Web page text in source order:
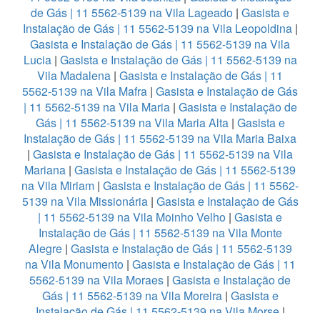
de Gás | 11 5562-5139 na Vila Lageado | Gasista e
Instalação de Gás | 11 5562-5139 na Vila Leopoldina|
Gasista e Instalação de Gás | 11 5562-5139 na Vila
Lucia| Gasista e Instalação de Gás | 11 5562-5139 na
Vila Madalena | Gasista e Instalação de Gás | 11
5562-5139 na Vila Mafra | Gasista e Instalação de Gás
| 11 5562-5139 na Vila Maria| Gasista e Instalação de
Gás | 11 5562-5139 na Vila Maria Alta| Gasista e
Instalação de Gás | 11 5562-5139 na Vila Maria Baixa
| Gasista e Instalação de Gás | 11 5562-5139 na Vila
Mariana | Gasista e Instalação de Gás | 11 5562-5139
na Vila Miriam | Gasista e Instalação de Gás | 11 5562-
5139 na Vila Missionária| Gasista e Instalação de Gás
| 11 5562-5139 na Vila Moinho Velho | Gasista e
Instalação de Gás | 11 5562-5139 na Vila Monte
Alegre| Gasista e Instalação de Gás | 11 5562-5139
na Vila Monumento| Gasista e Instalação de Gás | 11
5562-5139 na Vila Moraes | Gasista e Instalação de
Gás | 11 5562-5139 na Vila Moreira| Gasista e